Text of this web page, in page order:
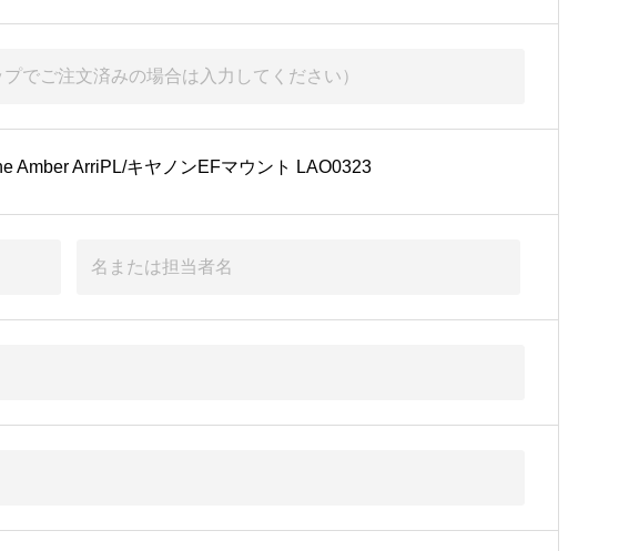
Amber ArriPL/キヤノンEFマウント LAO0323